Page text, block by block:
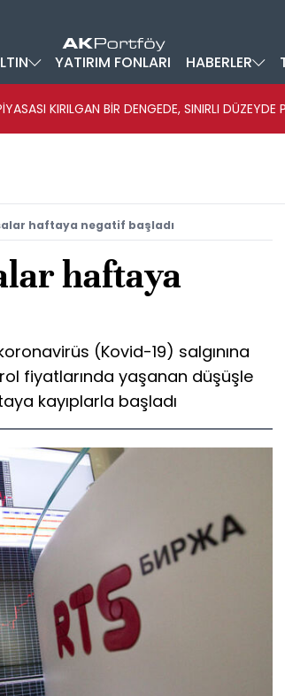
YATIRIM FONLARI HABERLER
KIRILGAN BİR DENGEDE, SINIRLI
haftaya negatif başladı
haftaya
(Kovid-19) salgınına
fiyatlarında yaşanan düşüşle
kayıplarla başladı